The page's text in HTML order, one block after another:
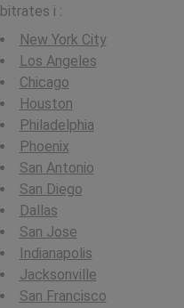
bitrates i :
New York City
Los Angeles
Chicago
Houston
Philadelphia
Phoenix
San Antonio
San Diego
Dallas
San Jose
Indianapolis
Jacksonville
San Francisco